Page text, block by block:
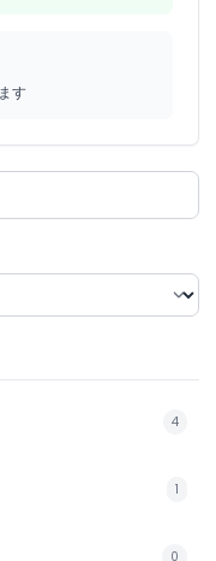
す
4
1
0